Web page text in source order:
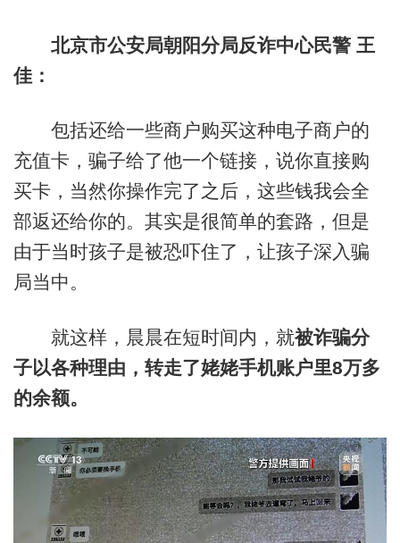
北京市公安局朝阳分局反诈中心民警 王
佳：
包括还给一些商户购买这种电子商户的
充值卡，骗子给了他一个链接，说你直接购
买卡，当然你操作完了之后，这些钱我会全
部返还给你的。其实是很简单的套路，但是
由于当时孩子是被恐吓住了，让孩子深入骗
局当中。
就这样，晨晨在短时间内，就被诈骗分
子以各种理由，转走了姥姥手机账户里8万多
的余额。